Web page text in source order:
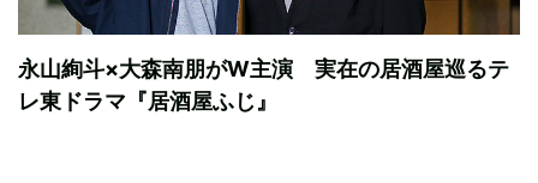
永山絢斗×大森南朋がW主演 実在の居酒屋巡るテ
レ東ドラマ『居酒屋ふじ』